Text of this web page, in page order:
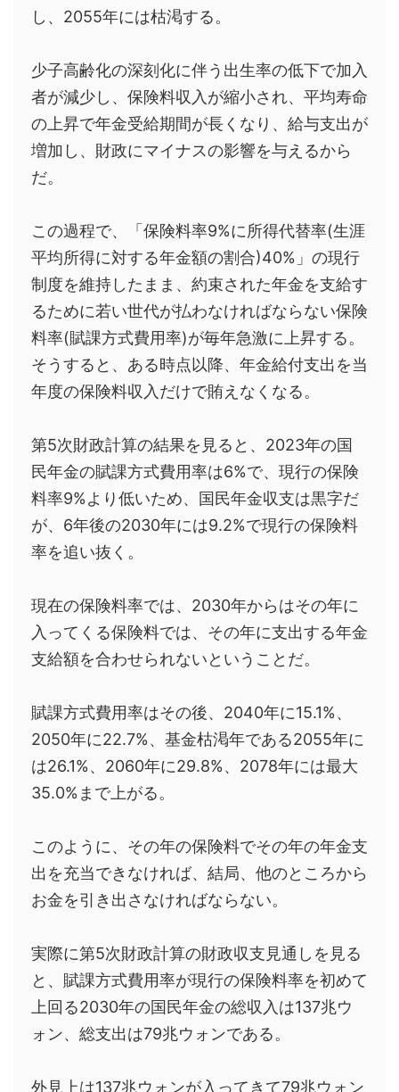
し、2055年には枯渇する。
少子高齢化の深刻化に伴う出生率の低下で加入
者が減少し、保険料収入が縮小され、平均寿命
の上昇で年金受給期間が長くなり、給与支出が
増加し、財政にマイナスの影響を与えるから
だ。
この過程で、「保険料率9%に所得代替率(生涯
平均所得に対する年金額の割合)40%」の現行
制度を維持したまま、約束された年金を支給す
るために若い世代が払わなければならない保険
料率(賦課方式費用率)が毎年急激に上昇する。
そうすると、ある時点以降、年金給付支出を当
年度の保険料収入だけで賄えなくなる。
第5次財政計算の結果を見ると、2023年の国
民年金の賦課方式費用率は6%で、現行の保険
料率9%より低いため、国民年金収支は黒字だ
が、6年後の2030年には9.2%で現行の保険料
率を追い抜く。
現在の保険料率では、2030年からはその年に
入ってくる保険料では、その年に支出する年金
支給額を合わせられないということだ。
賦課方式費用率はその後、2040年に15.1%、
2050年に22.7%、基金枯渇年である2055年に
は26.1%、2060年に29.8%、2078年には最大
35.0%まで上がる。
このように、その年の保険料でその年の年金支
出を充当できなければ、結局、他のところから
お金を引き出さなければならない。
実際に第5次財政計算の財政収支見通しを見る
と、賦課方式費用率が現行の保険料率を初めて
上回る2030年の国民年金の総収入は137兆ウ
ォン、総支出は79兆ウォンである。
外見上は137兆ウォンが入ってきて79兆ウォン